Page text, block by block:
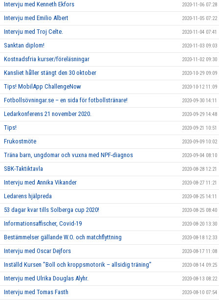
Intervju med Kenneth Ekfors 2020-11-06 07:28
Intervju med Emilio Albert 2020-11-05 07:22
Intervju med Troj Celte. 2020-11-04 07:41
Sanktan diplom! 2020-11-03 09:03
Kostnadsfria kurser/föreläsningar 2020-11-02 09:30
Kansliet håller stängt den 30 oktober 2020-10-29 09:09
Tips! MobilApp ChallengeNow 2020-10-12 11:09
Fotbollsövningar.se – en sida för fotbollstränare! 2020-09-30 14:11
Ledarkonferens 21 november 2020. 2020-09-29 14:48
Tips! 2020-09-21 10:51
Frukostmöte 2020-09-09 10:02
Träna barn, ungdomar och vuxna med NPF-diagnos 2020-09-04 08:10
SBK-Taktiktavla 2020-08-28 12:21
Intervju med Annika Vikander 2020-08-27 11:21
Ledarens hjälpreda 2020-08-25 14:11
53 dagar kvar tills Solberga cup 2020! 2020-08-25 08:40
Informationsaffischer, Covid-19 2020-08-20 13:30
Bestämmelser gällande W.O. och matchflyttning 2020-08-18 12:33
Intervju med Oscar Dejfors 2020-08-17 11:08
Inställd Kursen ”Boll och kroppsmotorik – allsidig träning” 2020-08-14 09:25
Intervju med Ulrika Douglas Alyhr. 2020-08-13 08:22
Intervju med Tomas Fasth 2020-08-10 07:54